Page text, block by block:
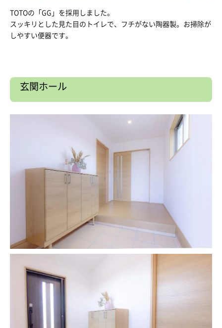
TOTOの「GG」を採用しました。
スッキリとした見た目のトイレで、フチがない陶器製。お掃除が
しやすい便器です。
玄関ホール